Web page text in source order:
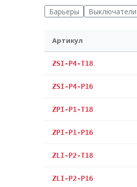
Барьеры Выключатели
Артикул
ZSI-P4-T18
ZSI-P4-P16
ZPI-P1-T18
ZPI-P1-P16
ZLI-P2-T18
ZLI-P2-P16